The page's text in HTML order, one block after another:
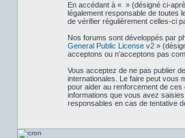
En accédant à « » (désigné ci-
légalement responsable de toutes
de vérifier régulièrement celles-ci
Nos forums sont développés par
General Public License v2»
acceptons ou n’acceptons pas
Vous acceptez de ne pas publier
internationales. Le faire peut vous
pour aider au renforcement de
informations que vous avez
responsables en cas de tentative